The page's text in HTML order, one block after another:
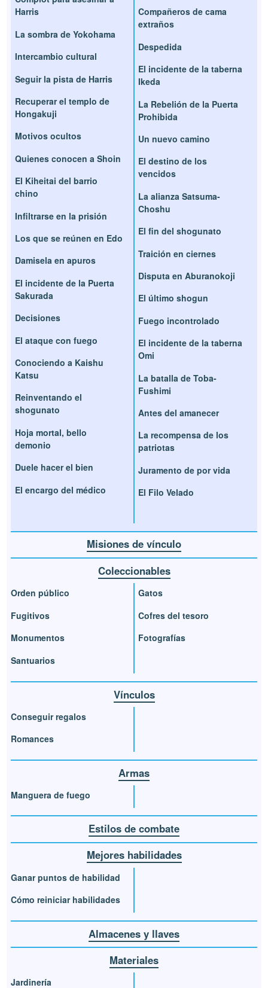
Harris
La sombra de Yokohama
Intercambio cultural
Seguir la pista de Harris
Recuperar el templo de
Hongakuji
Motivos ocultos
Quienes conocen a Shoin
El Kiheitai del barrio
chino
Infiltrarse en la prisión
Los que se reúnen en Edo
Damisela en apuros
El incidente de la Puerta
Sakurada
Decisiones
El ataque con fuego
Conociendo a Kaishu
Katsu
Reinventando el
shogunato
Hoja mortal, bello
demonio
Duele hacer el bien
El encargo del médico
Compañeros de cama
extraños
Despedida
El incidente de la taberna
Ikeda
La Rebelión de la Puerta
Prohibida
Un nuevo camino
El destino de los
vencidos
La alianza Satsuma-
Choshu
El fin del shogunato
Traición en ciernes
Disputa en Aburanokoji
El último shogun
Fuego incontrolado
El incidente de la taberna
Omi
La batalla de Toba-
Fushimi
Antes del amanecer
La recompensa de los
patriotas
Juramento de por vida
El Filo Velado
Misiones de vínculo
Coleccionables
Orden público
Fugitivos
Monumentos
Santuarios
Gatos
Cofres del tesoro
Fotografías
Vínculos
Conseguir regalos
Romances
Armas
Manguera de fuego
Estilos de combate
Mejores habilidades
Ganar puntos de habilidad
Cómo reiniciar habilidades
Almacenes y llaves
Materiales
Jardinería